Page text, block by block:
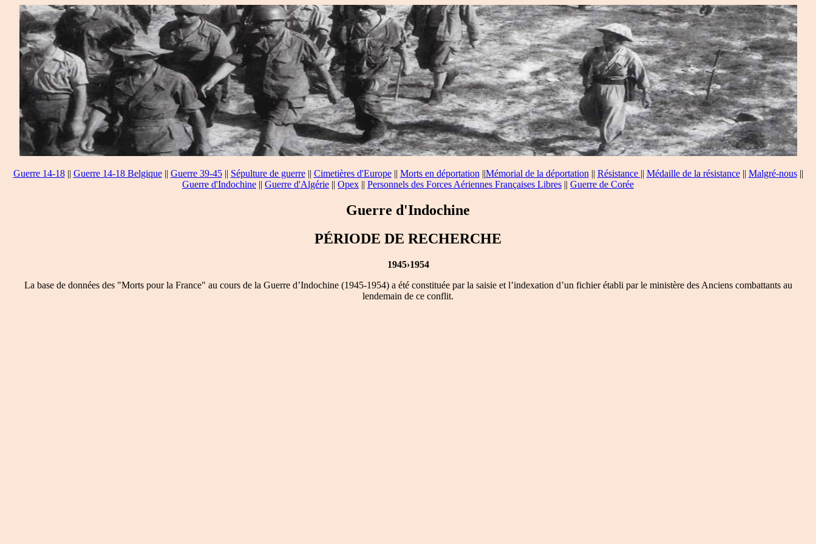
Guerre 14-18|| Guerre 14-18 Belgique|| Guerre 39-45|| Sépulture de guerre|| Cimetières d'Europe|| Morts en déportation ||Mémorial de la déportation || Résistance || Médaille de la résistance|| Malgré-nous||
Guerre d'Indochine || Guerre d'Algérie || Opex || Personnels des Forces Aériennes Françaises Libres || Guerre de Corée
Guerre d'Indochine
PÉRIODE DE RECHERCHE
1945›1954
La base de données des "Morts pour la France" au cours de la Guerre d’Indochine (1945-1954) a été constituée par la saisie et l’indexation d’un fichier établi par le ministère des Anciens combattants au
lendemain de ce conflit.